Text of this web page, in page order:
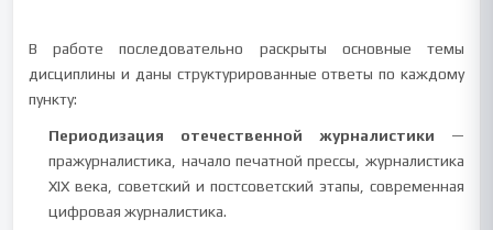
В работе последовательно раскрыты основные темы
дисциплины и даны структурированные ответы по каждому
пункту:
Периодизация отечественной журналистики —
пражурналистика, начало печатной прессы, журналистика
XIX века, советский и постсоветский этапы, современная
цифровая журналистика.